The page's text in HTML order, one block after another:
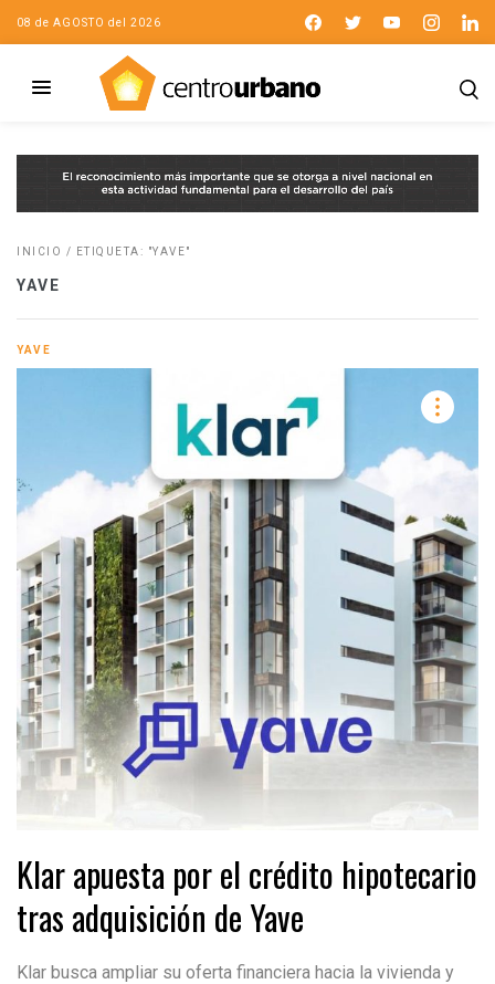
08 de AGOSTO del 2026
INICIO / ETIQUETA: "YAVE"
YAVE
YAVE
Klar apuesta por el crédito hipotecario
tras adquisición de Yave
Klar busca ampliar su oferta financiera hacia la vivienda y